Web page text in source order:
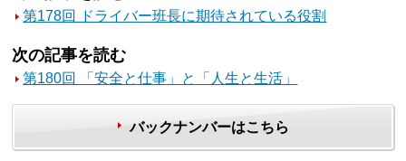
第178回 ドライバー班長に期待されている役割
次の記事を読む
第180回 「安全と仕事」と「人生と生活」
バックナンバーはこちら